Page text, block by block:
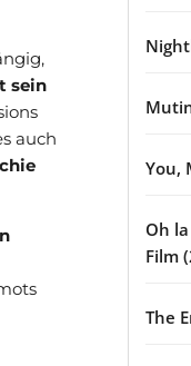
sein
auch
You,
Oh
Film
The